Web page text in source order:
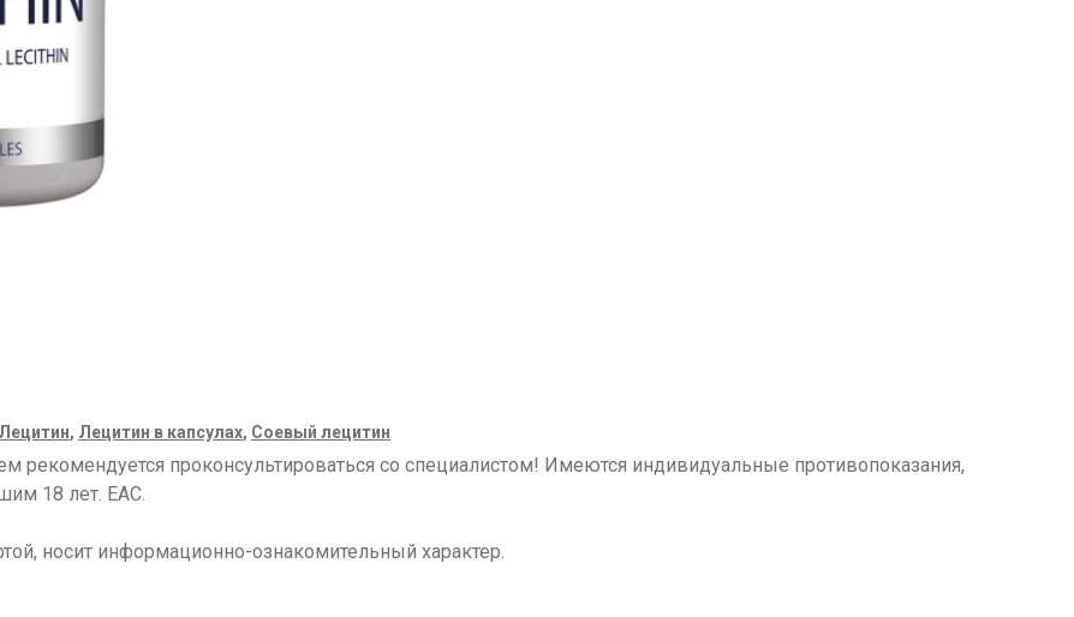
Лецитин, Лецитин в капсулах, Соевый лецитин
рекомендуется проконсультироваться со специалистом! Имеются индивидуальные противопоказания,
18 лет. ЕАС.
носит информационно-ознакомительный характер.